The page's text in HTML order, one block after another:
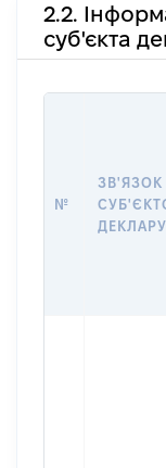
2.2.
суб'єкта
№
ЗВ'ЯЗОК